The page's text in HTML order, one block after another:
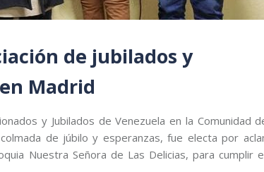
de jubilados y
Madrid
y Jubilados de Venezuela en la Comunidad
de júbilo y esperanzas, fue electa por
Nuestra Señora de Las Delicias, para cumplir